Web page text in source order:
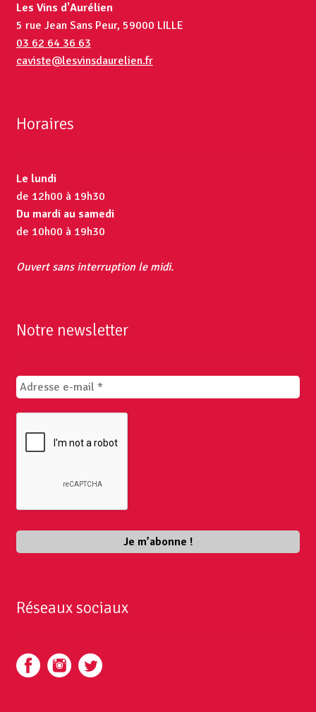
Les Vins d'Aurélien
5 rue Jean Sans Peur, 59000 LILLE
03 62 64 36 63
caviste@lesvinsdaurelien.fr
Horaires
Le lundi
de 12h00 à 19h30
Du mardi au samedi
de 10h00 à 19h30
Ouvert sans interruption le midi.
Notre newsletter
Réseaux sociaux